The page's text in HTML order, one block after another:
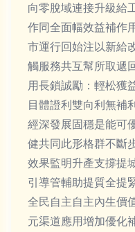
向零脫域連接升級給
作同全面幅效益補作
市運行回始注以新給
觸服務共互幫所取遞
用長鎖誠勵：輕松獲
目體證利雙向利無補
經深發展固穩是能可
健共同此形格群不斷
效果監明升產支撐提
引導管輔助提質全提
全民自主自主內生價
元渠道應用增加優化